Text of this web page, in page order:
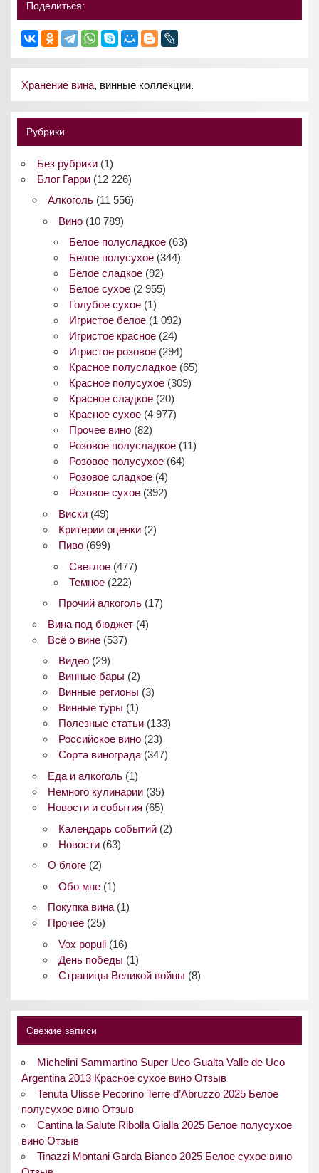
Поделиться:
Хранение вина, винные коллекции.
Рубрики
Без рубрики(1)
Блог Гарри(12 226)
Алкоголь(11 556)
Вино(10 789)
Белое полусладкое (63)
Белое полусухое (344)
Белое сладкое (92)
Белое сухое (2 955)
Голубое сухое (1)
Игристое белое (1 092)
Игристое красное (24)
Игристое розовое (294)
Красное полусладкое (65)
Красное полусухое (309)
Красное сладкое (20)
Красное сухое (4 977)
Прочее вино (82)
Розовое полусладкое (11)
Розовое полусухое (64)
Розовое сладкое (4)
Розовое сухое (392)
Виски(49)
Критерии оценки(2)
Пиво(699)
Светлое (477)
Темное (222)
Прочий алкоголь(17)
Вина под бюджет(4)
Всё о вине(537)
Видео(29)
Винные бары (2)
Винные регионы (3)
Винные туры (1)
Полезные статьи(133)
Российское вино(23)
Сорта винограда(347)
Еда и алкоголь(1)
Немного кулинарии(35)
Новости и события (65)
Календарь событий(2)
Новости(63)
О блоге(2)
Обо мне(1)
Покупка вина(1)
Прочее(25)
Vox populi(16)
День победы (1)
Страницы Великой войны (8)
Свежие записи
Michelini Sammartino Super Uco Gualta Valle de Uco
Argentina 2013 Красное сухое вино Отзыв
Tenuta Ulisse Pecorino Terre d’Abruzzo 2025 Белое
полусухое вино Отзыв
Cantina la Salute Ribolla Gialla 2025 Белое полусухое
вино Отзыв
Tinazzi Montani Garda Bianco 2025 Белое сухое вино